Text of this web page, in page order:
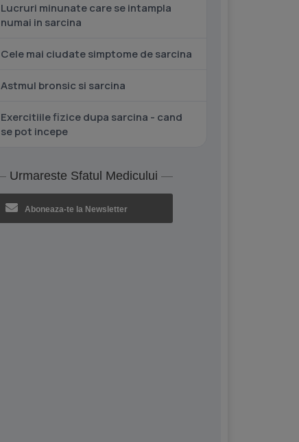
Lucruri minunate care se intampla
numai in sarcina
Cele mai ciudate simptome de sarcina
Astmul bronsic si sarcina
Exercitiile fizice dupa sarcina - cand
se pot incepe
Urmareste Sfatul Medicului
Aboneaza-te la Newsletter